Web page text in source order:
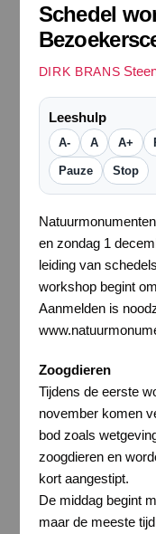
Schedel
DIRK BRANS
Leeshulp
A- A A+
Pauze Stop
en zondag 1
leiding van
workshop begint
Aanmelden is
Zoogdieren
Tijdens de eerste
november komen
bod zoals
zoogdieren en
kort aangestipt.
De middag begint
maar de meeste